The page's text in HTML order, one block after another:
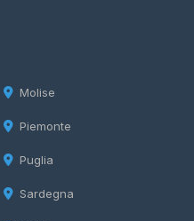
Molise
Piemonte
Puglia
Sardegna